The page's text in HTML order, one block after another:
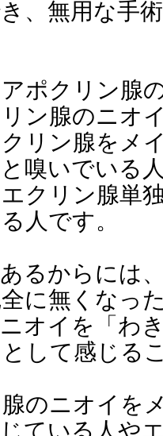
、無用な手
ポクリン腺
ン腺のニオ
リン腺をメ
嗅いでいる
クリン腺単
人です。
るからには
に無くなっ
オイを「わ
して感じる
のニオイを
ている人や